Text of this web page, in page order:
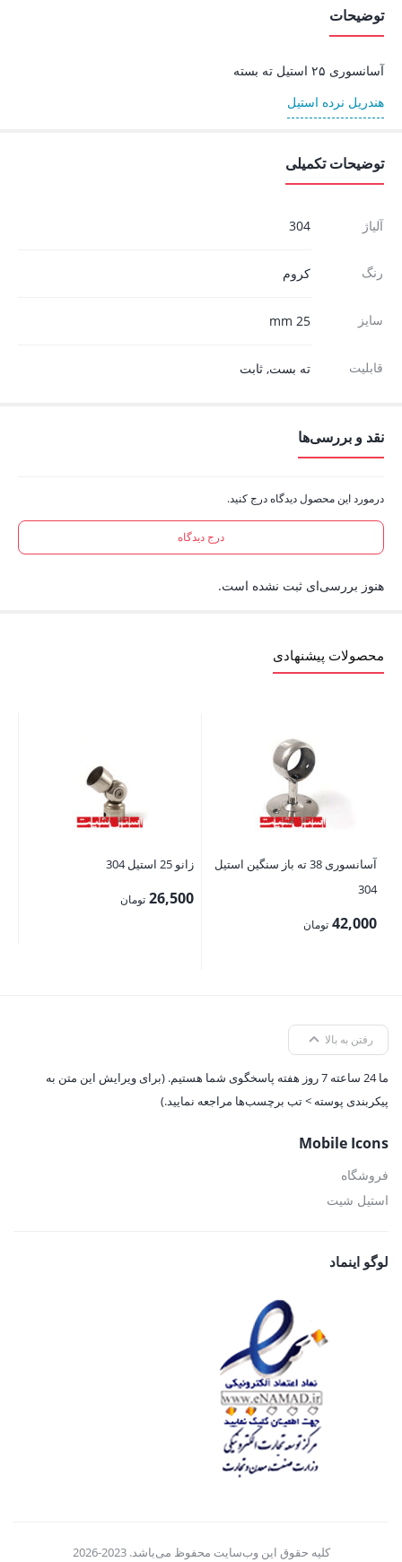
توضیحات
آسانسوری ۲۵ استیل ته بسته
هندریل نرده استیل
توضیحات تکمیلی
آلیاژ 304
رنگ کروم
سایز 25 mm
قابلیت ته بست, ثابت
نقد و بررسی‌ها
درمورد این محصول دیدگاه درج کنید.
درج دیدگاه
هنوز بررسی‌ای ثبت نشده است.
محصولات پیشنهادی
آسانسوری 38 ته باز سنگین استیل
304
42,000 تومان
زانو 25 استیل 304
26,500 تومان
رفتن به بالا
ما 24 ساعته 7 روز هفته پاسخگوی شما هستیم. (برای ویرایش این متن به
پیکربندی پوسته > تب برچسب‌ها مراجعه نمایید.)
Mobile Icons
فروشگاه
استیل شیت
لوگو اینماد
کلیه حقوق این وب‌سایت محفوظ می‌باشد. 2023-2026